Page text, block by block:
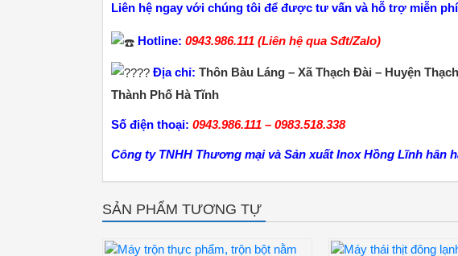
Liên hệ ngay với chúng tôi để được tư vấn và hỗ trợ miễn
Hotline: 0943.986.111 (Liên hệ qua Sđt/Zalo)
Địa chỉ: Thôn Bàu Láng – Xã Thạch Đài – Huyện
Thành Phố Hà Tĩnh
Số điện thoại: 0943.986.111 – 0983.518.338
Công ty TNHH Thương mại và Sản xuất Inox Hồng Lĩnh hân
SẢN PHẨM TƯƠNG TỰ